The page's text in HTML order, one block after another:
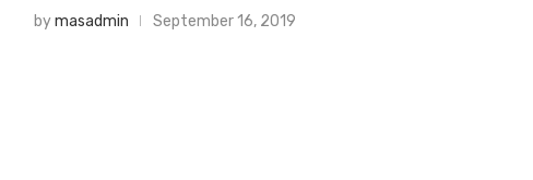
bymasadmin September 16, 2019